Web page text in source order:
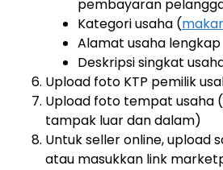
pembayaran
Kategori usaha (
Alamat usaha lengkap
Deskripsi singkat
Upload foto KTP pemilik
Upload foto tempat usaha
tampak luar dan dalam)
Untuk seller online, upload
atau masukkan link